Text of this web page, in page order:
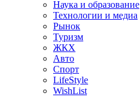
Наука и образование
Технологии и медиа
Рынок
Туризм
ЖКХ
Авто
Спорт
LifeStyle
WishList